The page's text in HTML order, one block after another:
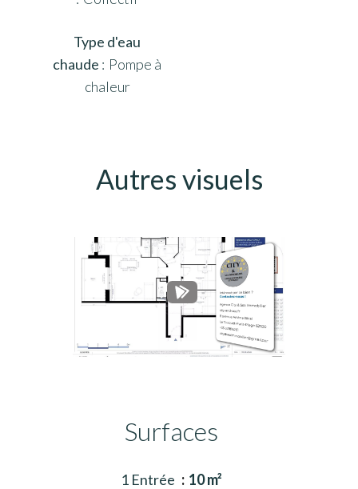
Type d'eau
chaude
Pompe à
chaleur
Autres visuels
Surfaces
1 Entrée 10 m²